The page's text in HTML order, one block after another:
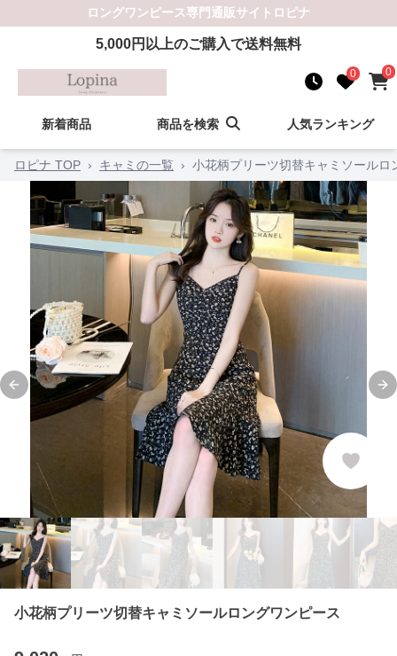
ロングワンピース専門通販サイト ロピナ
5,000円以上のご購入で送料無料
0 0
新着商品 商品を検索 人気ランキング
ロピナ TOP › キャミの一覧 › 小花柄プリーツ切替キャミソールロ
Previous slide
小花柄プリーツ切替キャミソールロングワンピース